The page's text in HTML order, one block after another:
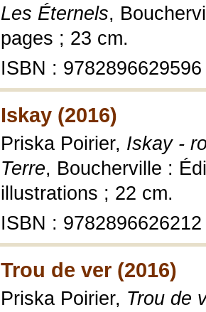
Les Éternels,
pages ; 23 cm.
ISBN : 9782896629596
Iskay (2016)
Priska Poirier, Iskay -
Terre, Boucherville :
illustrations ; 22 cm.
ISBN : 9782896626212
Trou de ver (2016)
Priska Poirier, Trou de